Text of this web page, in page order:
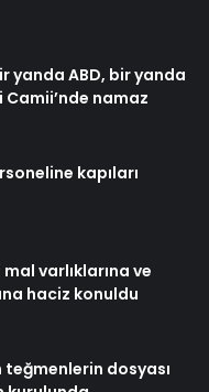
yanda ABD, bir yanda
Camii’nde namaz
kapıları
mal varlıklarına ve
haciz konuldu
dosyası